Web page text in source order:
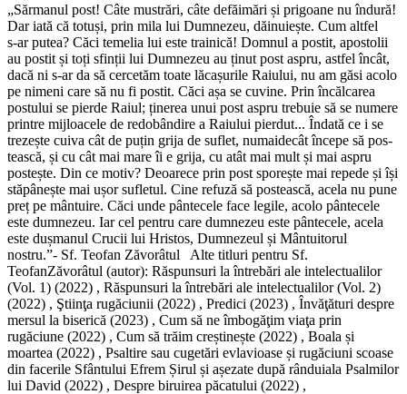
„Sărma­nul post! Câte mustrări, câte defăimări și prigoane nu îndură!
Dar iată că totuși, prin mila lui Dumnezeu, dăi­nu­ieș­te. Cum altfel
s‑ar putea? Căci temelia lui este trainică! Domnul a postit, apostolii
au postit și toți sfinții lui Dumnezeu au ți­nut post aspru, astfel încât,
dacă ni s‑ar da să cercetăm toa­te lăcașurile Raiului, nu am găsi acolo
pe nimeni care să nu fi postit. ­Căci așa se cuvine. Prin încălcarea
postului se pierde Raiul; ținerea unui post aspru trebuie să se numere
printre mijloacele de redobândire a Raiului pierdut... Îndată ce i se
trezește cuiva cât de puțin gri­ja de suflet, numaidecât începe să pos­
tească, și cu cât mai mare îi e grija, cu atât mai mult și mai aspru
postește. Din ce motiv? Deoarece prin post sporește mai repede și își
stăpânește mai ușor sufletul. Cine refuză să postească, acela nu pune
preț pe mân­tuire. Căci unde pânte­ce­le face legile, acolo pântecele
este dumnezeu. Iar cel pentru care dumnezeu este pântecele, acela
este dușmanul Cru­cii lui Hristos, Dumnezeul și Mântuitorul
nostru.”- Sf. Teofan Zăvorâtul Alte titluri pentru Sf.
TeofanZăvorâtul (autor): Răspunsuri la întrebări ale intelectualilor
(Vol. 1) (2022) , Răspunsuri la întrebări ale intelectualilor (Vol. 2)
(2022) , Ştiinţa rugăciunii (2022) , Predici (2023) , Învăţături despre
mersul la biserică (2023) , Cum să ne îmbogăţim viaţa prin
rugăciune (2022) , Cum să trăim creștinește (2022) , Boala și
moartea (2022) , Psaltire sau cugetări evlavioase și rugăciuni scoase
din facerile Sfântului Efrem Șirul și așezate după rânduiala Psalmilor
lui David (2022) , Despre biruirea păcatului (2022) ,